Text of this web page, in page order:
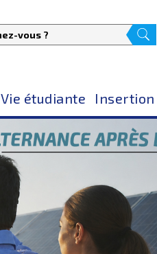
Vie étudiante Insertion